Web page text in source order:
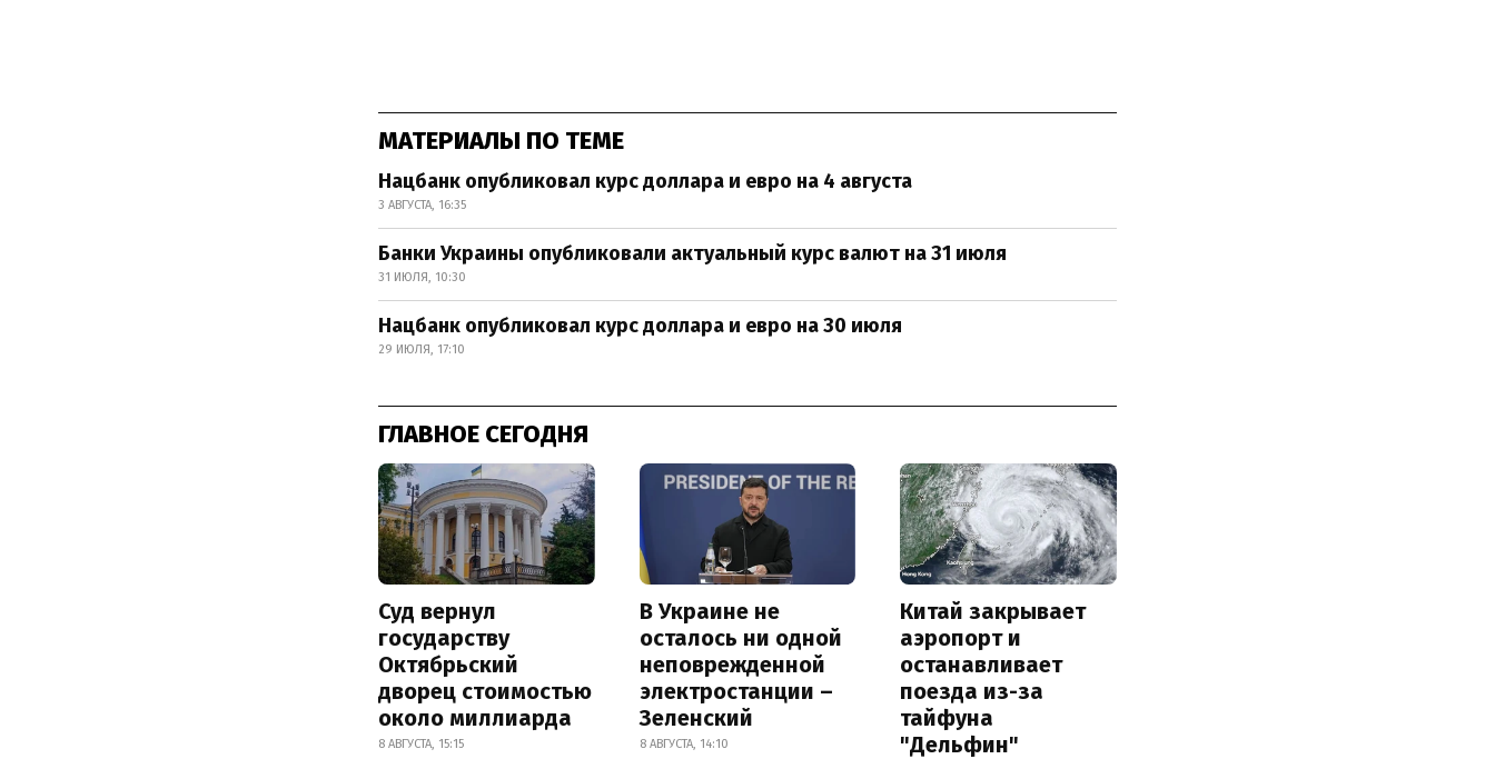
МАТЕРИАЛЫ ПО ТЕМЕ
Нацбанк опубликовал курс доллара и евро на 4 августа
3 АВГУСТА, 16:35
Банки Украины опубликовали актуальный курс валют на 31 июля
31 ИЮЛЯ, 10:30
Нацбанк опубликовал курс доллара и евро на 30 июля
29 ИЮЛЯ, 17:10
ГЛАВНОЕ СЕГОДНЯ
Суд вернул
государству
Октябрьский
дворец стоимостью
около миллиарда
8 АВГУСТА, 15:15
В Украине не
осталось ни одной
неповрежденной
электростанции –
Зеленский
8 АВГУСТА, 14:10
Китай закрывает
аэропорт и
останавливает
поезда из-за
тайфуна
"Дельфин"